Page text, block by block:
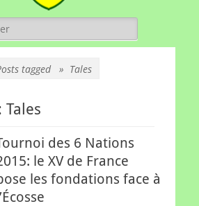
tagged » Tales
Tales
des 6 Nations
le XV de France
les fondations face à